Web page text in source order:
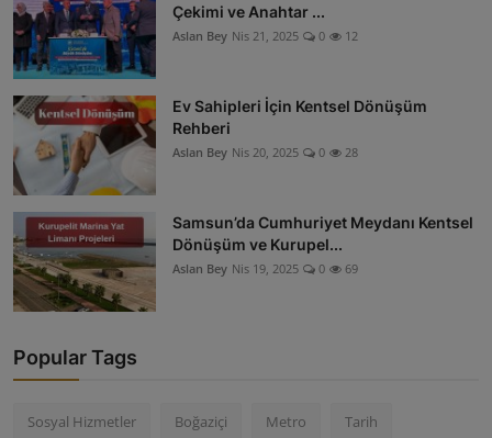
Çekimi ve Anahtar ...
Aslan Bey Nis 21, 2025 0 12
Ev Sahipleri İçin Kentsel Dönüşüm
Rehberi
Aslan Bey Nis 20, 2025 0 28
Samsun’da Cumhuriyet Meydanı Kentsel
Dönüşüm ve Kurupel...
Aslan Bey Nis 19, 2025 0 69
Popular Tags
Sosyal Hizmetler Boğaziçi Metro Tarih